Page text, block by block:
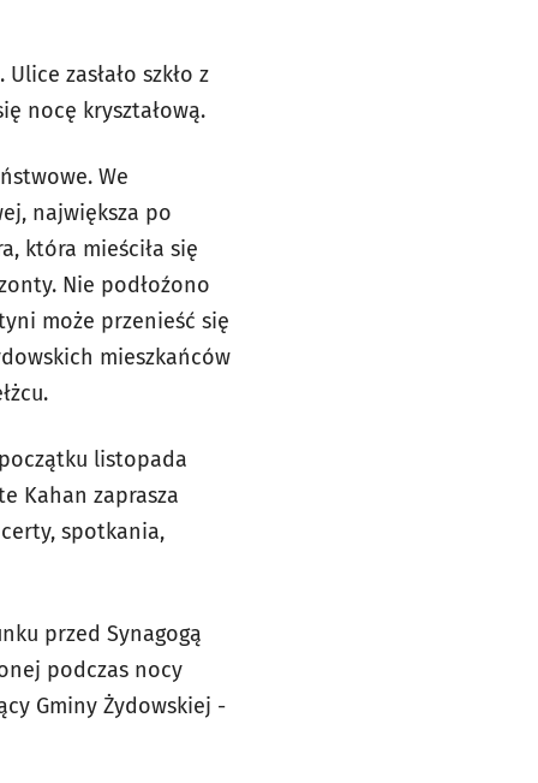
zasłało szkło z
nocę kryształową.
We
największa po
która mieściła się
Nie podłoźono
może przenieść się
mieszkańców
listopada
Kahan zaprasza
spotkania,
przed Synagogą
podczas nocy
Gminy Żydowskiej -